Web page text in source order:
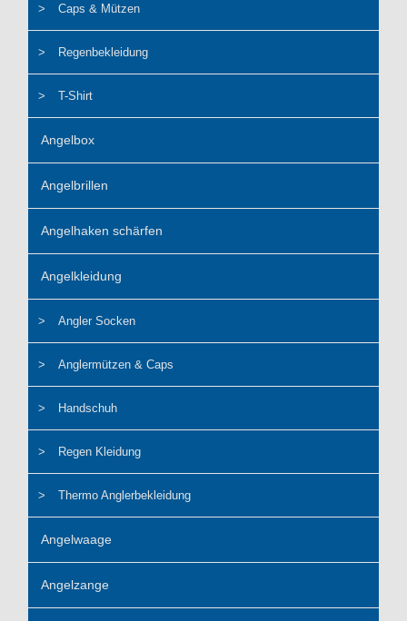
Caps & Mützen
Regenbekleidung
T-Shirt
Angelbox
Angelbrillen
Angelhaken schärfen
Angelkleidung
Angler Socken
Anglermützen & Caps
Handschuh
Regen Kleidung
Thermo Anglerbekleidung
Angelwaage
Angelzange